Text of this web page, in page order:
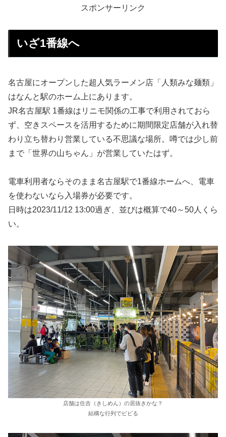
スポンサーリンク
いざ1番線へ
名古屋にオープンした超人気ラーメン店「人類みな麺類」
はなんと駅のホーム上にあります。
JR名古屋駅 1番線はリニモ関係の工事で利用されておら
ず、空きスペースを活用するために期間限定店舗が入れ替
わり立ち替わり営業している不思議な場所。噂では少し前
まで「世界の山ちゃん」が営業していたはず。
電車利用者ならそのまま名古屋駅で1番線ホームへ、電車
を使わないなら入場券が必要です。
日時は2023/11/12 13:00過ぎ、並びは概算で40～50人くら
い。
店舗は住吉（きしめん）の居抜きかな？
結構な行列でビビる